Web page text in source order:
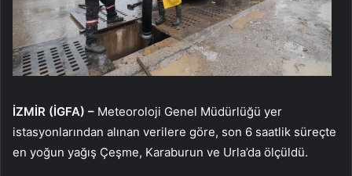
İZMİR (İGFA) – Meteoroloji Genel Müdürlüğü yer
istasyonlarından alınan verilere göre, son 6 saatlik süreçte
en yoğun yağış Çeşme, Karaburun ve Urla’da ölçüldü.